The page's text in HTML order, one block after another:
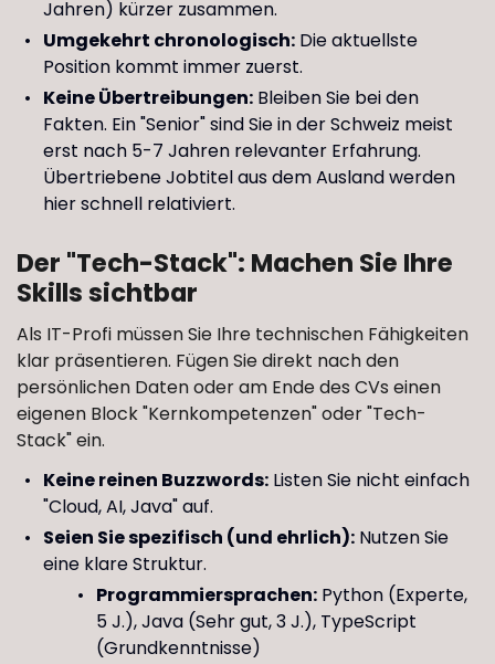
Jahren) kürzer zusammen.
Umgekehrt chronologisch:Die aktuellste
Position kommt immer zuerst.
Keine Übertreibungen:Bleiben Sie bei den
Fakten. Ein "Senior" sind Sie in der Schweiz meist
erst nach 5-7 Jahren relevanter Erfahrung.
Übertriebene Jobtitel aus dem Ausland werden
hier schnell relativiert.
Der "Tech-Stack": Machen Sie Ihre
Skills sichtbar
Als IT-Profi müssen Sie Ihre technischen Fähigkeiten
klar präsentieren. Fügen Sie direkt nach den
persönlichen Daten oder am Ende des CVs einen
eigenen Block "Kernkompetenzen" oder "Tech-
Stack" ein.
Keine reinen Buzzwords:Listen Sie nicht einfach
"Cloud, AI, Java" auf.
Seien Sie spezifisch (und ehrlich):Nutzen Sie
eine klare Struktur.
Programmiersprachen:Python (Experte,
5 J.), Java (Sehr gut, 3 J.), TypeScript
(Grundkenntnisse)